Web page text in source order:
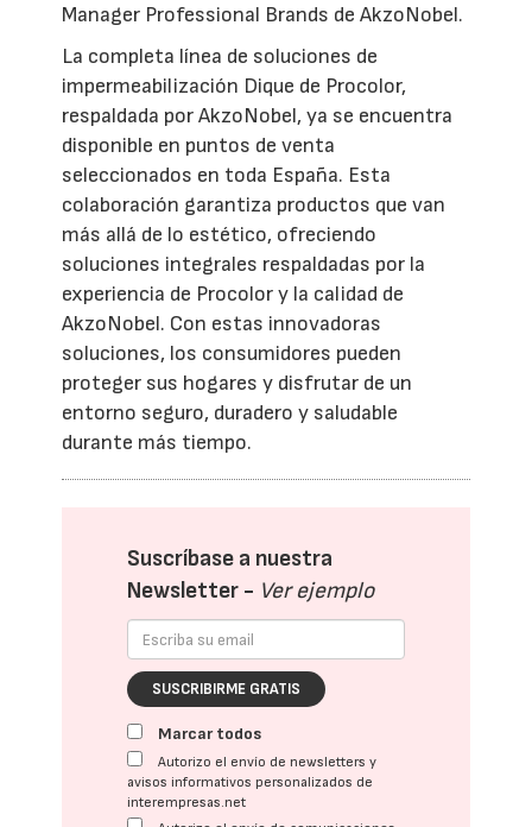
Manager Professional Brands de AkzoNobel.
La completa línea de soluciones de
impermeabilización Dique de Procolor,
respaldada por AkzoNobel, ya se encuentra
disponible en puntos de venta
seleccionados en toda España. Esta
colaboración garantiza productos que van
más allá de lo estético, ofreciendo
soluciones integrales respaldadas por la
experiencia de Procolor y la calidad de
AkzoNobel. Con estas innovadoras
soluciones, los consumidores pueden
proteger sus hogares y disfrutar de un
entorno seguro, duradero y saludable
durante más tiempo.
Suscríbase a nuestra
Newsletter - Ver ejemplo
SUSCRIBIRME GRATIS
Marcar todos
Autorizo el envío de newsletters y
avisos informativos personalizados de
interempresas.net